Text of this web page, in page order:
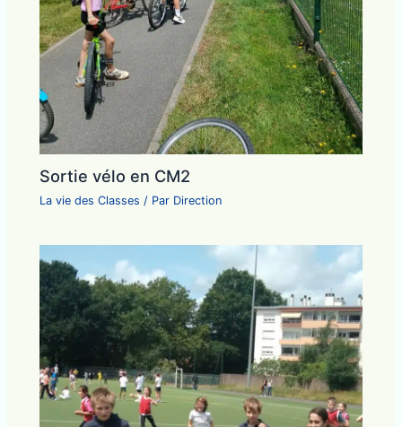
Sortie vélo en CM2
La vie des Classes / Par Direction